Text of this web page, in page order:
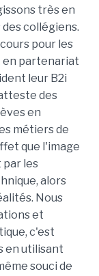
très en
collégiens.
pour les
en partenariat
leur B2i
des
en
métiers de
que l'image
les
alors
Nous
et
c'est
en utilisant
souci de